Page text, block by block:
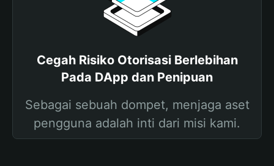
Cegah Risiko Otorisasi Berlebihan
Pada DApp dan Penipuan
Sebagai sebuah dompet, menjaga aset
pengguna adalah inti dari misi kami.